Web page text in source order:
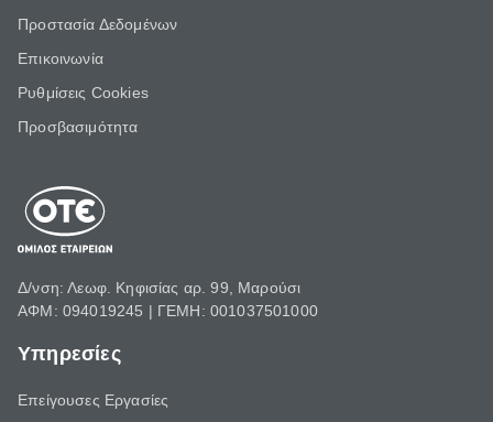
Προστασία Δεδομένων
Επικοινωνία
Ρυθμίσεις Cookies
Προσβασιμότητα
Δ/νση: Λεωφ. Κηφισίας αρ. 99, Μαρούσι
ΑΦΜ: 094019245 | ΓΕΜΗ: 001037501000
Υπηρεσίες
Επείγουσες Εργασίες